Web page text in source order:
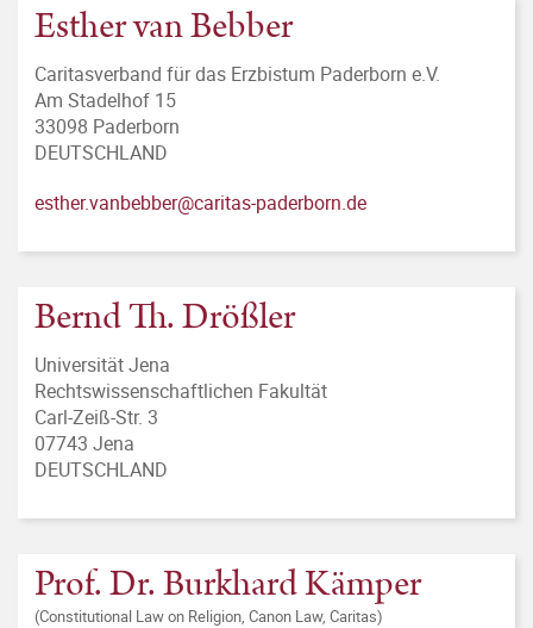
Esther van Bebber
Caritasverband für das Erzbistum Paderborn e.V.
Am Stadelhof 15
33098 Paderborn
DEUTSCHLAND
esther.vanbebber@caritas-paderborn.de
Bernd Th. Drößler
Universität Jena
Rechtswissenschaftlichen Fakultät
Carl-Zeiß-Str. 3
07743 Jena
DEUTSCHLAND
Prof. Dr. Burkhard Kämper
(Constitutional Law on Religion, Canon Law, Caritas)